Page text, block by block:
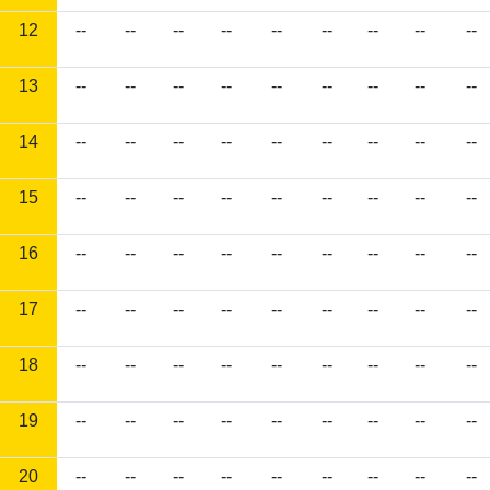
12 -- -- -- -- -- -- -- -- --
13 -- -- -- -- -- -- -- -- --
14 -- -- -- -- -- -- -- -- --
15 -- -- -- -- -- -- -- -- --
16 -- -- -- -- -- -- -- -- --
17 -- -- -- -- -- -- -- -- --
18 -- -- -- -- -- -- -- -- --
19 -- -- -- -- -- -- -- -- --
20 -- -- -- -- -- -- -- -- --